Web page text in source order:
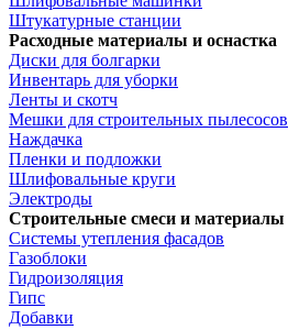
Штукатурные станции
Расходные материалы и оснастка
Диски для болгарки
Инвентарь для уборки
Ленты и скотч
Мешки для строительных пылесосов
Наждачка
Пленки и подложки
Шлифовальные круги
Электроды
Строительные смеси и материалы
Системы утепления фасадов
Газоблоки
Гидроизоляция
Гипс
Добавки